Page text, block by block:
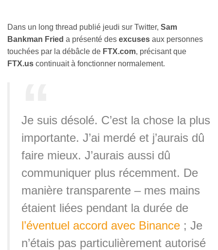
Dans un long thread publié jeudi sur Twitter, Sam
Bankman Fried a présenté des excuses aux personnes
touchées par la débâcle de FTX.com, précisant que
FTX.us continuait à fonctionner normalement.
Je suis désolé. C’est la chose la plus
importante. J’ai merdé et j’aurais dû
faire mieux. J’aurais aussi dû
communiquer plus récemment. De
manière transparente – mes mains
étaient liées pendant la durée de
l’éventuel accord avec Binance ; Je
n’étais pas particulièrement autorisé